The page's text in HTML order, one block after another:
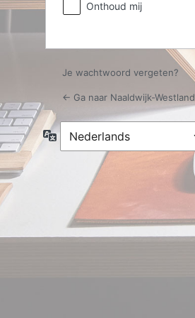
Onthoud mij
Je wachtwoord vergeten?
← Ga naar Naaldwijk-Westland
Taal